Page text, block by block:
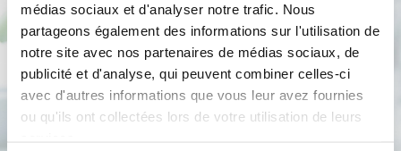
médias sociaux et d'analyser notre trafic. Nous
partageons également des informations sur l'utilisation de
notre site avec nos partenaires de médias sociaux, de
publicité et d'analyse, qui peuvent combiner celles-ci
avec d'autres informations que vous leur avez fournies
ou qu'ils ont collectées lors de votre utilisation de leurs